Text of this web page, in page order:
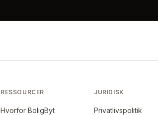
RESSOURCER
Hvorfor BoligByt
JURIDISK
Privatlivspolitik